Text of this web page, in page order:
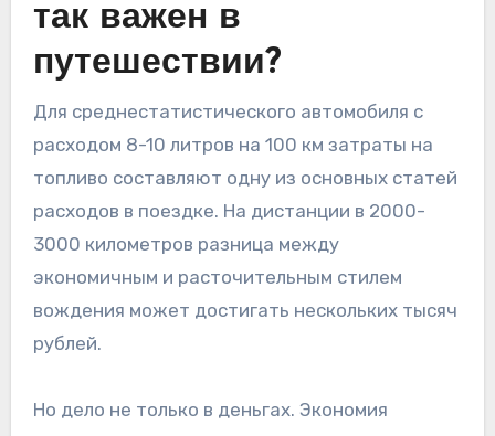
так важен в
путешествии?
Для среднестатистического автомобиля с
расходом 8-10 литров на 100 км затраты на
топливо составляют одну из основных статей
расходов в поездке. На дистанции в 2000-
3000 километров разница между
экономичным и расточительным стилем
вождения может достигать нескольких тысяч
рублей.
Но дело не только в деньгах. Экономия